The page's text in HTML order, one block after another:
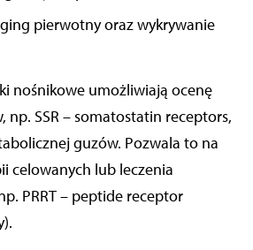
pierwotny oraz wykrywanie
nośnikowe umożliwiają ocenę
np. SSR – somatostatin receptors,
guzów. Pozwala to na
celowanych lub leczenia
PRRT – peptide receptor